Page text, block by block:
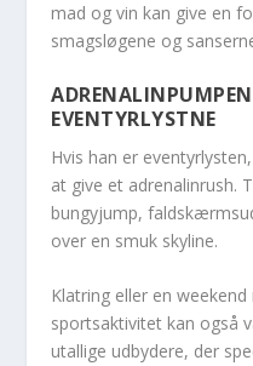
mad og vin kan give en
smagsløgene og
EVENTYRLYSTNE
Hvis han er
at give et adrenalinrush.
bungyjump,
over en smuk skyline.
Klatring eller en
sportsaktivitet kan også
utallige udbydere, der